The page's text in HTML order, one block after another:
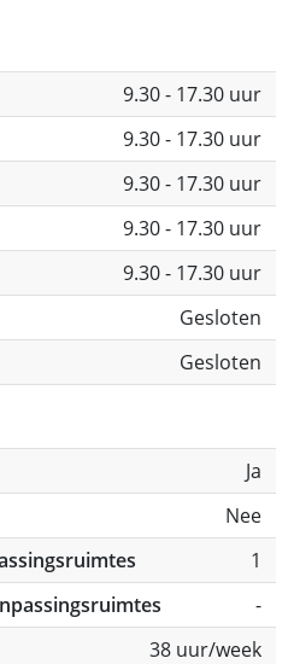
9.30 - 17.30 uur
9.30 - 17.30 uur
9.30 - 17.30 uur
9.30 - 17.30 uur
9.30 - 17.30 uur
Gesloten
Gesloten
Ja
Nee
1
-
38 uur/week